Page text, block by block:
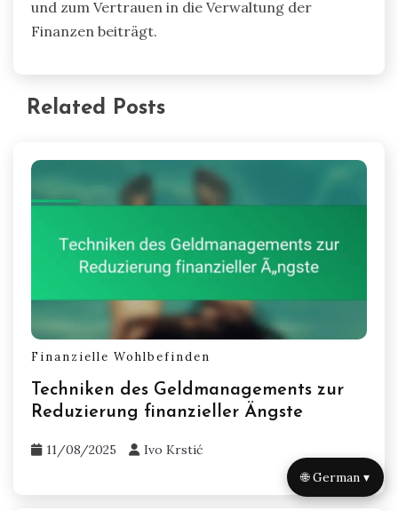
und zum Vertrauen in die Verwaltung der
Finanzen beiträgt.
Related Posts
Finanzielle Wohlbefinden
Techniken des Geldmanagements zur
Reduzierung finanzieller Ängste
11/08/2025
Ivo Krstić
🌐 German ▾